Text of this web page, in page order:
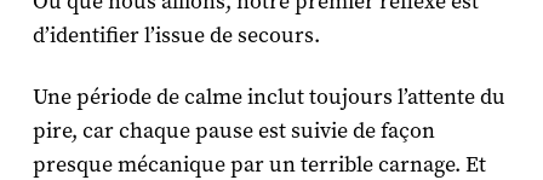
d’identifier l’issue de secours.
Une période de calme inclut toujours l’attente du
pire, car chaque pause est suivie de façon
presque mécanique par un terrible carnage. Et